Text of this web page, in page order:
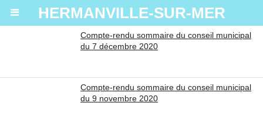
HERMANVILLE-SUR-MER
Compte-rendu sommaire du conseil municipal
du 7 décembre 2020
Compte-rendu sommaire du conseil municipal
du 9 novembre 2020